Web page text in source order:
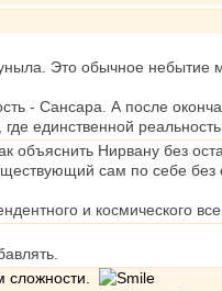
Это обычное небытие
- Сансара. А после
единственной
Нирвану без
сам по себе
и космического
сложности.